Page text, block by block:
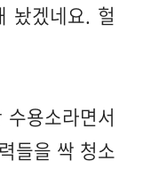
놨겠네요. 헐
용소라면서
들을 싹 청소